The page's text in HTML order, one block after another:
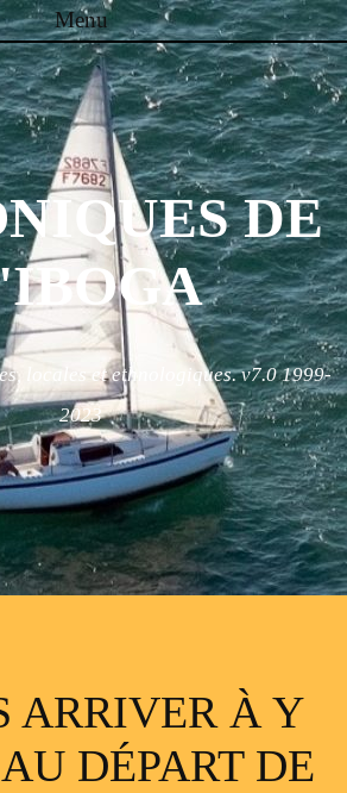
Menu
DE
locales et ethnologiques. v7.0 1999-
2023
ARRIVER À Y
DÉPART DE